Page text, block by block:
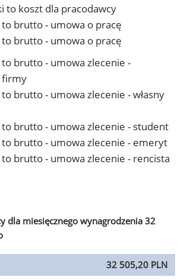
to koszt dla pracodawcy
brutto - umowa o pracę
brutto - umowa o pracę
brutto - umowa zlecenie -
firmy
brutto - umowa zlecenie - własny
brutto - umowa zlecenie - student
brutto - umowa zlecenie - emeryt
brutto - umowa zlecenie - rencista
dla miesięcznego wynagrodzenia 32
32 505,20 PLN